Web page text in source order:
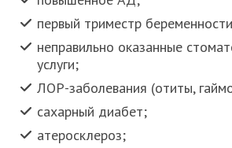
первый триместр
неправильно оказанные
услуги;
ЛОР-заболевания (отиты,
сахарный диабет;
атеросклероз;